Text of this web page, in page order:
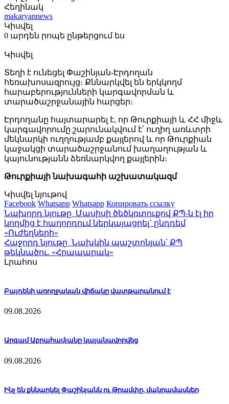
Հեղինակ
makaryannews
Կիսվել
0 արդեն րոպե ընթերցում ես
Կիսվել
Տեղի է ունեցել Փաշինյան-Էրդողան
հեռախոսազրույց։ Քննարկվել են երկկողմ
հարաբերությունների կարգավորման և
տարածաշրջանային հարցեր։
Էրդողանը հայտարարել է, որ Թուրքիայի և ՀՀ միջև
կարգավորումը շարունակվում է՝ ուղիղ առևտրի
մեկնարկի ուղղությամբ քայլերով և որ Թուրքիան
կաջակցի տարածաշրջանում խաղաղության և
կայունությանն ձեռնարկվող քայլերին։
Թուրքիայի նախագահի աշխատակազմ
Կիսվել նյութով
Facebook Whatsapp Whatsapp Копировать ссылку
Նախորդ նյութը Մասիսի ծեծկռտուքով ՔՊ-ն էլ իր
կողմից է հաղորդում ներկայացրել` ընդդեմ
«Ուժեղների»
Հաջորդ նյութը Նախկին պաշտոնյան՝ ՔՊ
թեկնածու. «Հրապարակ»
Լրահոս
Բայդենի առողջական վիճակը վատթարանում է
09.08.2026
Արգամ Աբրահամյանը կալանավորվեց
09.08.2026
Ինչ են քննարկել Փաշինյանն ու Թրամփը. մանրամասներ